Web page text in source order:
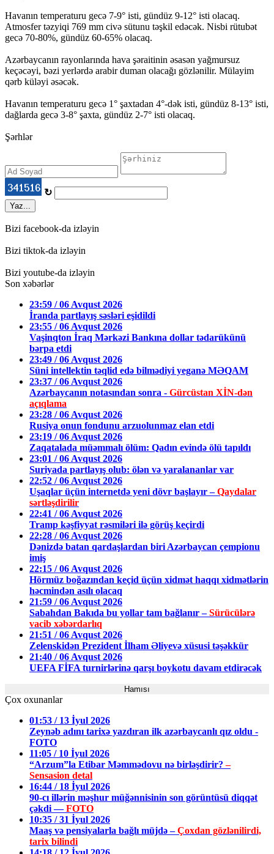
Havanın temperaturu gecə 7-9° isti, gündüz 9-12° isti olacaq.
Atmosfer təzyiqi 769 mm civə sütunu təşkil edəcək. Nisbi rütubət
gecə 70-80%, gündüz 60-65% olacaq.
Azərbaycanın rayonlarında hava şəraitinin əsasən yağmursuz
keçəcəyi, bəzi yerlərdə arabir duman olacağı gözlənilir. Mülayim
qərb küləyi əsəcək.
Havanın temperaturu gecə 1° şaxtadan 4°-dək isti, gündüz 8-13° isti,
dağlarda gecə 3-8° şaxta, gündüz 2-7° isti olacaq.
Şərhlər
↻
Yaz...
Bizi facebook-da izləyin
Bizi tiktok-da izləyin
Bizi youtube-da izləyin
Son xəbərlər
23:59 / 06 Avqust 2026
İranda partlayış səsləri eşidildi
23:55 / 06 Avqust 2026
Vaşinqton İraq Mərkəzi Bankına dollar tədarükünü
bərpa etdi
23:49 / 06 Avqust 2026
Süni intellektin təqlid edə bilmədiyi yeganə MƏQAM
23:37 / 06 Avqust 2026
Azərbaycanın notasından sonra - Gürcüstan XİN-dən
açıqlama
23:28 / 06 Avqust 2026
Rusiya onun fondunu arzuolunmaz elan etdi
23:19 / 06 Avqust 2026
Zaqatalada müəmmalı ölüm: Qadın evində ölü tapıldı
23:01 / 06 Avqust 2026
Suriyada partlayış olub: ölən və yaralananlar var
22:52 / 06 Avqust 2026
Uşaqlar üçün internetdə yeni dövr başlayır –Qaydalar
sərtləşdirilir
22:41 / 06 Avqust 2026
Tramp kəşfiyyat rəsmiləri ilə görüş keçirdi
22:28 / 06 Avqust 2026
Dənizdə batan qardaşlardan biri Azərbaycan çempionu
imiş
22:15 / 06 Avqust 2026
Hörmüz boğazından keçid üçün xidmət haqqı xidmətlərin
həcmindən asılı olacaq
21:59 / 06 Avqust 2026
Sabahdan Bakıda bu yollar tam bağlanır –Sürücülərə
vacib xəbərdarlıq
21:51 / 06 Avqust 2026
Zelenskidən Prezident İlham Əliyevə xüsusi təşəkkür
21:40 / 06 Avqust 2026
UEFA FİFA turnirlərinə qarşı boykotu davam etdirəcək
Hamısı
Çox oxunanlar
01:53 / 13 İyul 2026
Zeynəb adını tarixə yazdıran ilk azərbaycanlı qız oldu -
FOTO
11:05 / 10 İyul 2026
“Arzum”la Etibar Məmmədovu nə birləşdirir?–
Sensasion detal
16:44 / 18 İyul 2026
90-cı illərin məşhur müğənnisinin son görüntüsü diqqət
çəkdi —FOTO
10:35 / 31 İyul 2026
Maaş və pensiyalarla bağlı müjdə –Çoxdan gözlənilirdi,
tarix bilindi